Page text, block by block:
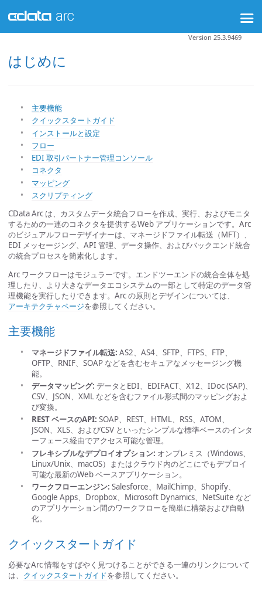
はじめに
Version 25.3.9469
主要機能
クイックスタートガイド
インストールと設定
フロー
EDI 取引パートナー管理コンソール
コネクタ
マッピング
スクリプティング
CData Arc は、カスタムデータ統合フローを作成、実行、およびモニタ
するための一連のコネクタを提供するWeb アプリケーションです。Arc
のビジュアルフローデザイナーは、マネージドファイル転送（MFT）、
EDI メッセージング、API 管理、データ操作、およびバックエンド統合
の統合プロセスを簡素化します。
Arc ワークフローはモジュラーです。エンドツーエンドの統合全体を処
理したり、より大きなデータエコシステムの一部として特定のデータ管
理機能を実行したりできます。Arc の原則とデザインについては、
アーキテクチャページを参照してください。
主要機能
マネージドファイル転送: AS2、AS4、SFTP、FTPS、FTP、
OFTP、RNIF、SOAP などを含むセキュアなメッセージング機
能。
データマッピング: データとEDI、EDIFACT、X12、IDoc (SAP)、
CSV、JSON、XML などを含むファイル形式間のマッピングおよ
び変換。
REST ベースのAPI: SOAP、REST、HTML、RSS、ATOM、
JSON、XLS、およびCSV といったシンプルな標準ベースのインタ
ーフェース経由でアクセス可能な管理。
フレキシブルなデプロイオプション: オンプレミス（Windows、
Linux/Unix、macOS）またはクラウド内のどこにでもデプロイ
可能な最新のWeb ベースアプリケーション。
ワークフローエンジン: Salesforce、MailChimp、Shopify、
Google Apps、Dropbox、Microsoft Dynamics、NetSuite など
のアプリケーション間のワークフローを簡単に構築および自動
化。
クイックスタートガイド
必要なArc 情報をすばやく見つけることができる一連のリンクについて
は、 クイックスタートガイドを参照してください。